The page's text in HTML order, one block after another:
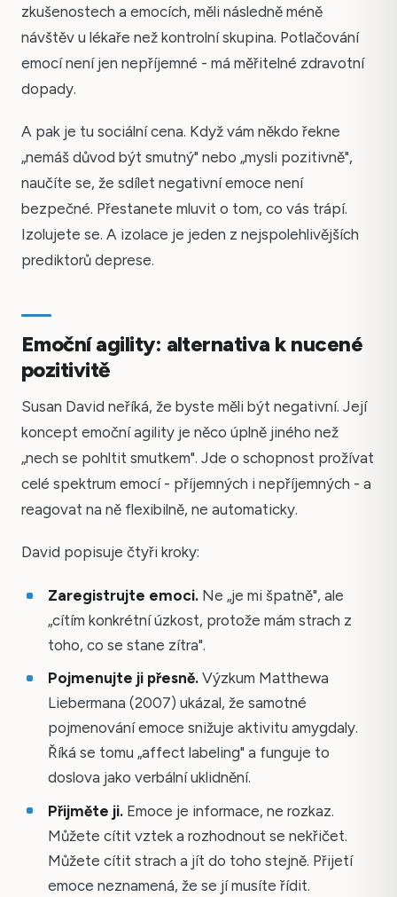
zkušenostech a emocích, měli následně méně
návštěv u lékaře než kontrolní skupina. Potlačování
emocí není jen nepříjemné - má měřitelné zdravotní
dopady.
A pak je tu sociální cena. Když vám někdo řekne
„nemáš důvod být smutný" nebo „mysli pozitivně",
naučíte se, že sdílet negativní emoce není
bezpečné. Přestanete mluvit o tom, co vás trápí.
Izolujete se. A izolace je jeden z nejspolehlivějších
prediktorů deprese.
Emoční agility: alternativa k nucené
pozitivitě
Susan David neříká, že byste měli být negativní. Její
koncept emoční agility je něco úplně jiného než
„nech se pohltit smutkem". Jde o schopnost prožívat
celé spektrum emocí - příjemných i nepříjemných - a
reagovat na ně flexibilně, ne automaticky.
David popisuje čtyři kroky:
Zaregistrujte emoci.Ne „je mi špatně", ale
„cítím konkrétní úzkost, protože mám strach z
toho, co se stane zítra".
Pojmenujte ji přesně.Výzkum Matthewa
Liebermana (2007) ukázal, že samotné
pojmenování emoce snižuje aktivitu amygdaly.
Říká se tomu „affect labeling" a funguje to
doslova jako verbální uklidnění.
Přijměte ji.Emoce je informace, ne rozkaz.
Můžete cítit vztek a rozhodnout se nekřičet.
Můžete cítit strach a jít do toho stejně. Přijetí
emoce neznamená, že se jí musíte řídit.